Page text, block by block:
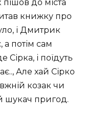
до міста
книжку про
і Дмитрик
потім сам
і поїдуть
Але хай Сірко
козак чи
шукач пригод.